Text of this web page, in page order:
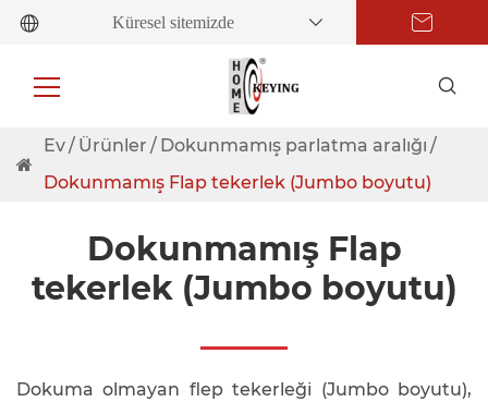
Küresel sitemizde
Ev Ürünler
Dokunmamış parlatma aralığı
Dokunmamış Flap tekerlek (Jumbo boyutu)
Dokunmamış Flap
tekerlek (Jumbo boyutu)
Dokuma olmayan flep tekerleği (Jumbo boyutu),